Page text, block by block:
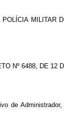
MILITAR
Nº 6488, DE 12
de